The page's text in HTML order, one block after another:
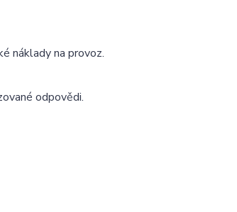
náklady na provoz.
odpovědi.